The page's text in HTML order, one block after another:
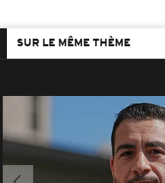
SUR LE MÊME THÈME